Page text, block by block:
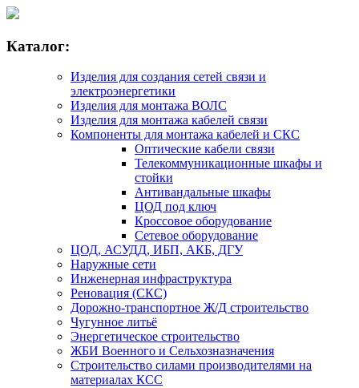
Каталог:
Изделия для создания сетей связи и
электроэнергетики
Изделия для монтажа ВОЛС
Изделия для монтажа кабелей связи
Компоненты для монтажа кабелей и СКС
Оптические кабели связи
Телекоммуникационные шкафы и
стойки
Антивандальные шкафы
ЦОД под ключ
Кроссовое оборудование
Сетевое оборудование
ЦОД, АСУДД, ИБП, АКБ, ДГУ
Наружные сети
Инженерная инфраструктура
Реновация (СКС)
Дорожно-транспортное Ж/Д строительство
Чугунное литьё
Энергетическое строительство
ЖБИ Военного и Сельхозназначения
Строительство силами производителями на
материалах КСС